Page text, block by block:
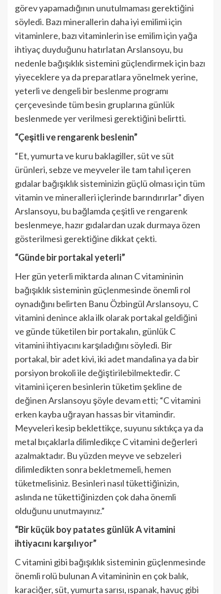
görev yapamadığının unutulmaması gerektiğini
söyledi. Bazı minerallerin daha iyi emilimi için
vitaminlere, bazı vitaminlerin ise emilim için yağa
ihtiyaç duyduğunu hatırlatan Arslansoyu, bu
nedenle bağışıklık sistemini güçlendirmek için bazı
yiyeceklere ya da preparatlara yönelmek yerine,
yeterli ve dengeli bir beslenme programı
çerçevesinde tüm besin gruplarına günlük
beslenmede yer verilmesi gerektiğini belirtti.
“Çeşitli ve rengarenk beslenin”
“Et, yumurta ve kuru baklagiller, süt ve süt
ürünleri, sebze ve meyveler ile tam tahıl içeren
gıdalar bağışıklık sisteminizin güçlü olması için tüm
vitamin ve mineralleri içlerinde barındırırlar” diyen
Arslansoyu, bu bağlamda çeşitli ve rengarenk
beslenmeye, hazır gıdalardan uzak durmaya özen
gösterilmesi gerektiğine dikkat çekti.
“Günde bir portakal yeterli”
Her gün yeterli miktarda alınan C vitamininin
bağışıklık sisteminin güçlenmesinde önemli rol
oynadığını belirten Banu Özbingül Arslansoyu, C
vitamini denince akla ilk olarak portakal geldiğini
ve günde tüketilen bir portakalın, günlük C
vitamini ihtiyacını karşıladığını söyledi. Bir
portakal, bir adet kivi, iki adet mandalina ya da bir
porsiyon brokoli ile değiştirilebilmektedir. C
vitamini içeren besinlerin tüketim şekline de
değinen Arslansoyu şöyle devam etti; “C vitamini
erken kayba uğrayan hassas bir vitamindir.
Meyveleri kesip beklettikçe, suyunu sıktıkça ya da
metal bıçaklarla dilimledikçe C vitamini değerleri
azalmaktadır. Bu yüzden meyve ve sebzeleri
dilimledikten sonra bekletmemeli, hemen
tüketmelisiniz. Besinleri nasıl tükettiğinizin,
aslında ne tükettiğinizden çok daha önemli
olduğunu unutmayınız.”
“Bir küçük boy patates günlük A vitamini
ihtiyacını karşılıyor”
C vitamini gibi bağışıklık sisteminin güçlenmesinde
önemli rolü bulunan A vitamininin en çok balık,
karaciğer, süt, yumurta sarısı, ıspanak, havuç gibi